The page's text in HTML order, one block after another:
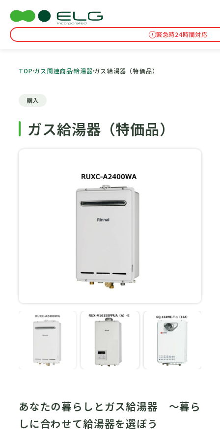
緊急時24時間対応
TOPガス関連商品給湯器ガス給湯器（特価品）
購入
ガス給湯器（特価品）
あなたの暮らしとガス給湯器 ～暮ら
しに合わせて給湯器を選ぼう